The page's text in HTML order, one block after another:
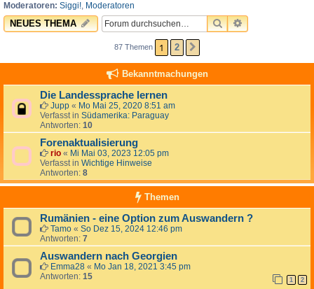
Moderatoren: Siggi!, Moderatoren
NEUES THEMA SUCHEERWEITERTE
87 Themen 1 2
Bekanntmachungen
Die Landessprache lernen
Jupp « Mo Mai 25, 2020 8:51 am
Verfasst in Südamerika: Paraguay
Antworten: 10
Forenaktualisierung
rio « Mi Mai 03, 2023 12:05 pm
Verfasst in Wichtige Hinweise
Antworten: 8
Themen
Rumänien - eine Option zum Auswandern ?
Tamo « So Dez 15, 2024 12:46 pm
Antworten: 7
Auswandern nach Georgien
Emma28 « Mo Jan 18, 2021 3:45 pm
Antworten: 15 1 2